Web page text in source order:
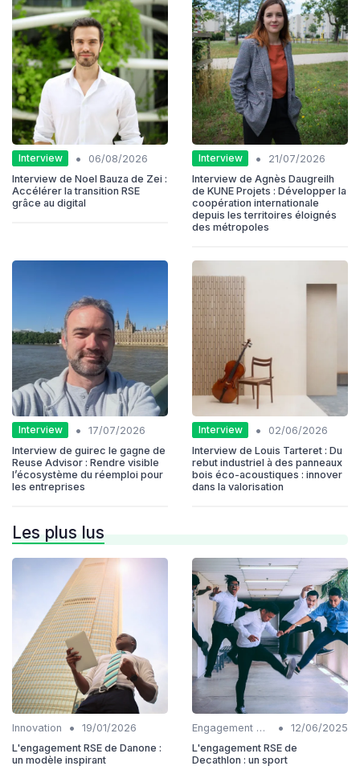
Interview •
06/08/2026
Interview de Noel Bauza de Zei :
Accélérer la transition RSE
grâce au digital
Interview •
21/07/2026
Interview de Agnès Daugreilh
de KUNE Projets : Développer la
coopération internationale
depuis les territoires éloignés
des métropoles
Interview •
17/07/2026
Interview de guirec le gagne de
Reuse Advisor : Rendre visible
l’écosystème du réemploi pour
les entreprises
Interview •
02/06/2026
Interview de Louis Tarteret : Du
rebut industriel à des panneaux
bois éco-acoustiques : innover
dans la valorisation
Les plus lus
Innovation •
19/01/2026
L'engagement RSE de Danone :
un modèle inspirant
Engagement communautaire •
12/06/2025
L'engagement RSE de
Decathlon : un sport